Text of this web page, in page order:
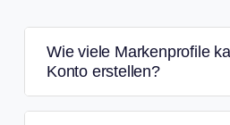
Wie viele Markenprofile
Konto erstellen?